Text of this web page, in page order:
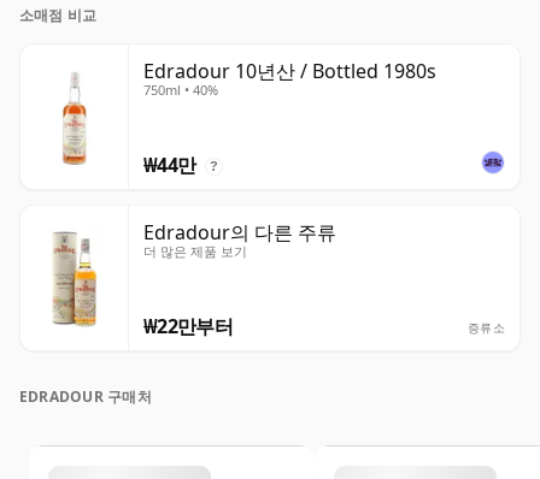
소매점 비교
Edradour 10년산 / Bottled 1980s
750ml • 40%
₩44만 ?
Edradour의 다른 주류
더 많은 제품 보기
₩22만부터 증류소
EDRADOUR 구매처